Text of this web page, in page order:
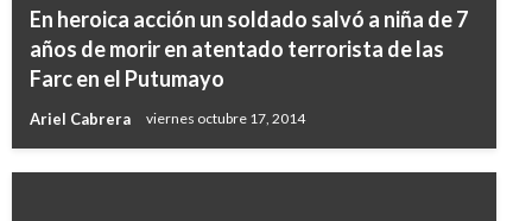
En heroica acción un soldado salvó a niña de 7
años de morir en atentado terrorista de las
Farc en el Putumayo
Ariel Cabrera viernes octubre 17, 2014